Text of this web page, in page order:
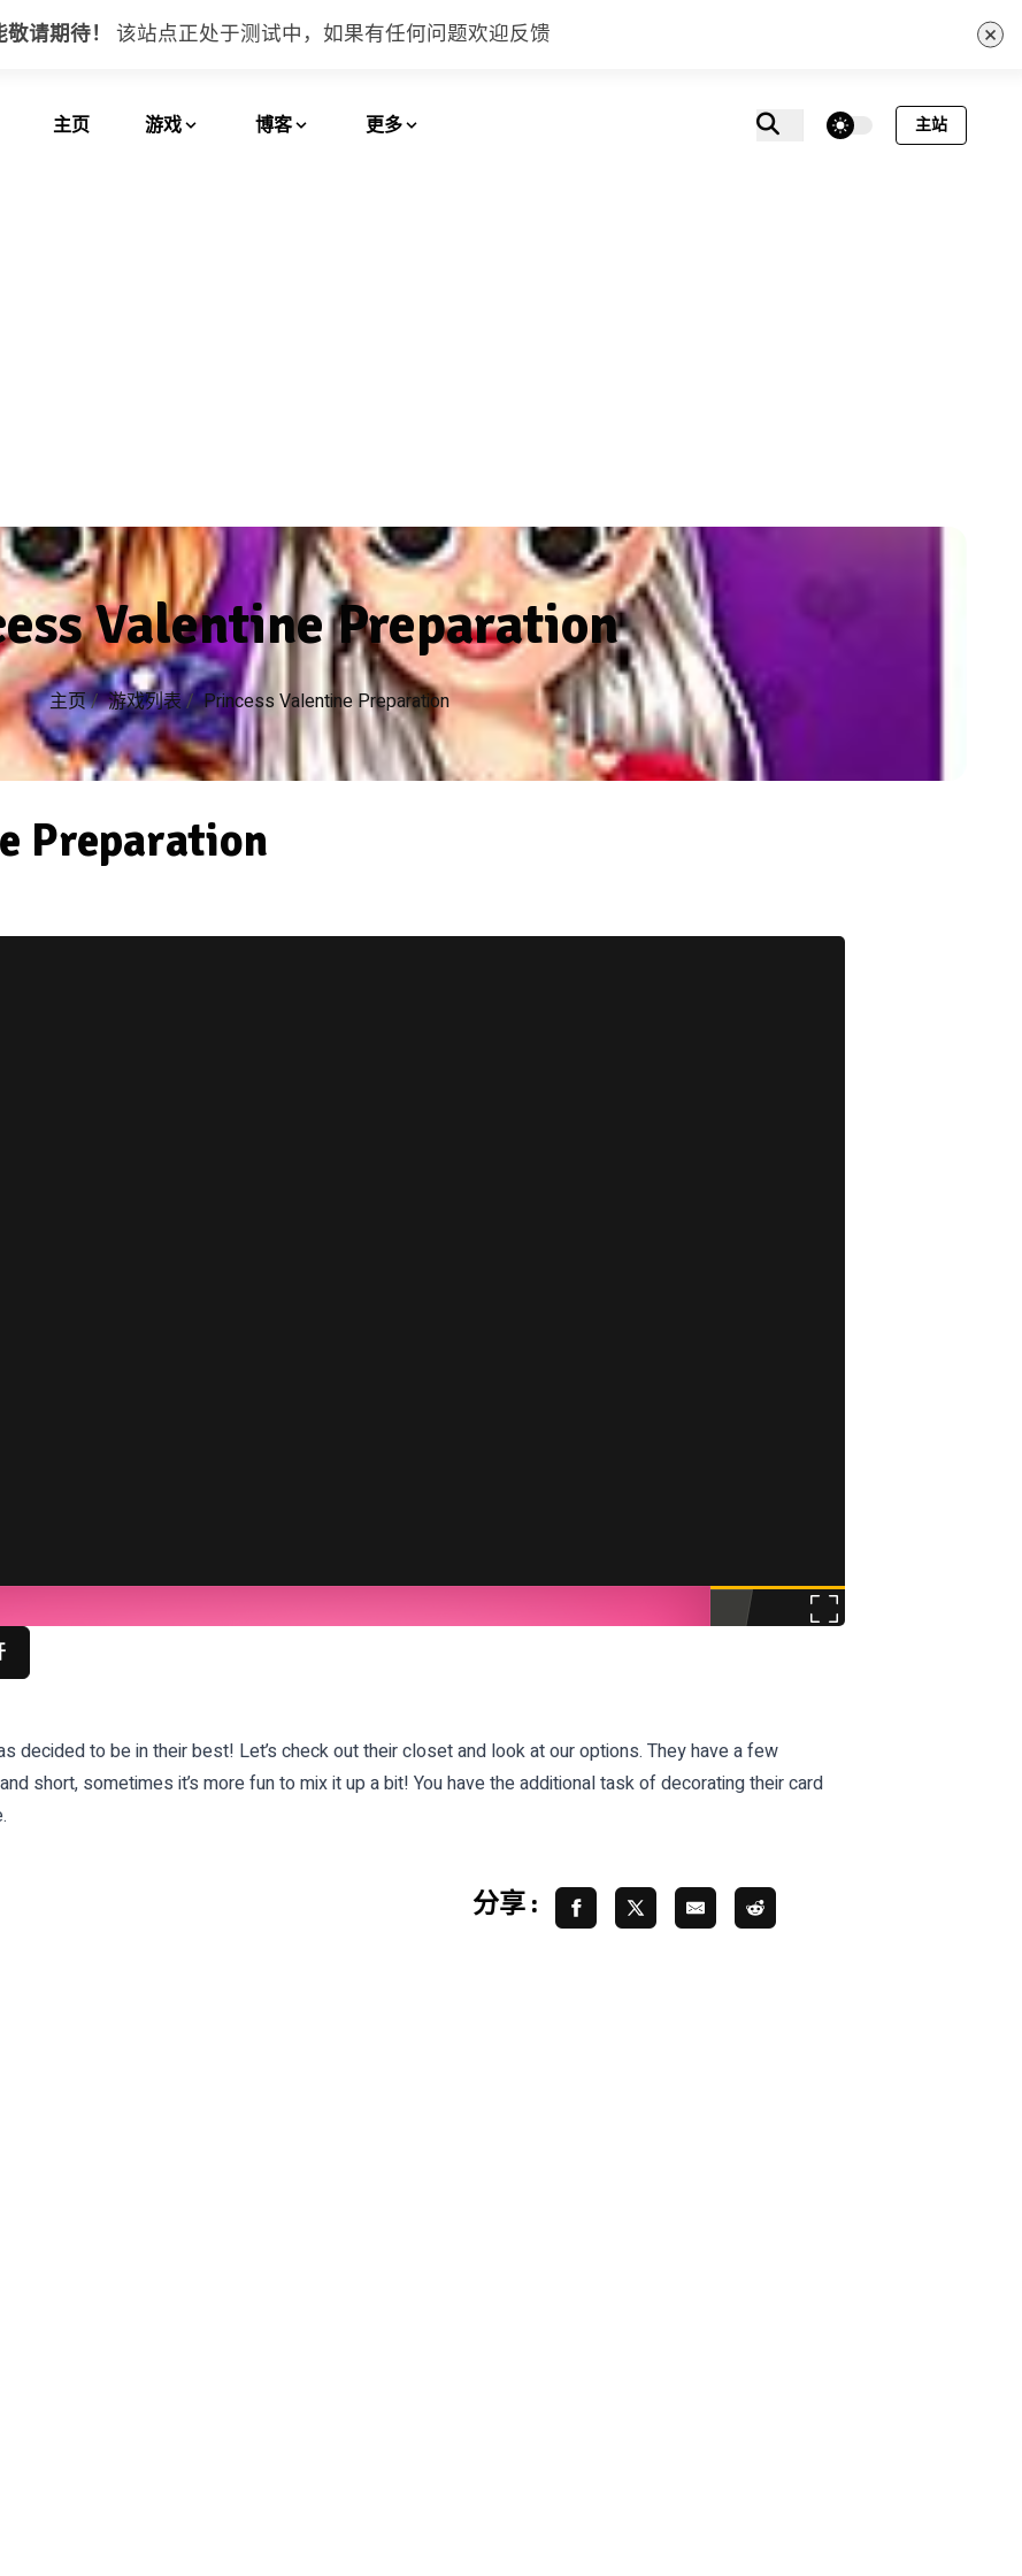
请期待！ 该站点正处于测试中，如果有任何问题欢迎反馈 ×
主页 游戏 博客 更多 theme switcher 主站
Valentine Preparation
主页/ 游戏列表/ Princess Valentine Preparation
Preparation
decided to be in their best! Let’s check out their closet and look at our options. They have a few
short, sometimes it’s more fun to mix it up a bit! You have the additional task of decorating their card
分享 :